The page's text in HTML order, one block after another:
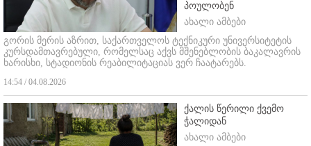
პოულობენ
ახალი ამბები
გორის მერის აზრით, საქართველოს ტექნიკური უნივერსიტეტის
კურსდამთავრებული, რომელსაც აქვს მშენებლობის ბაკალავრის
ხარისხი, სტადიონის რეაბილიტაციას ვერ ჩაატარებს.
14:54 / 04.08.2026
ქალის წერილი ქვემო
ჭალიდან
ახალი ამბები